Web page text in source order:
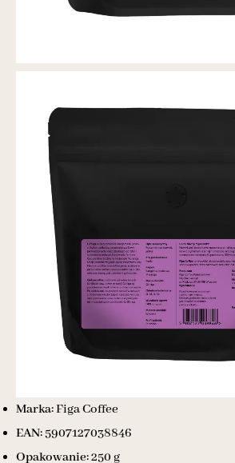
Marka:Figa Coffee
EAN:5907127038846
Opakowanie:250 g